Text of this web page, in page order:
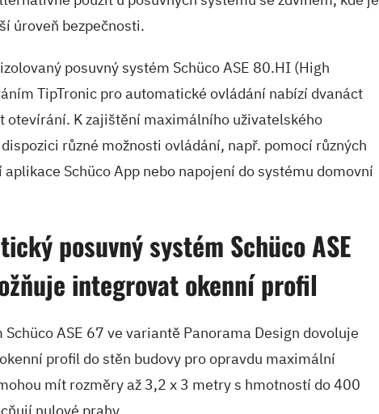
úroveň bezpečnosti.
posuvný systém Schüco ASE 80.HI (High
TipTronic pro automatické ovládání nabízí dvanáct
otevírání. K zajištění maximálního uživatelského
různé možnosti ovládání, např. pomocí různých
Schüco App nebo napojení do systému domovní
posuvný systém Schüco ASE
integrovat okenní profil
Schüco ASE 67 ve variantě Panorama Design dovoluje
profil do stěn budovy pro opravdu maximální
mít rozměry až 3,2 x 3 metry s hmotností do 400